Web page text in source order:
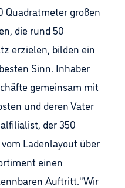
Quadratmeter großen
die rund 50
erzielen, bilden ein
Sinn. Inhaber
gemeinsam mit
und deren Vater
der 350
Ladenlayout über
einen
Auftritt."Wir